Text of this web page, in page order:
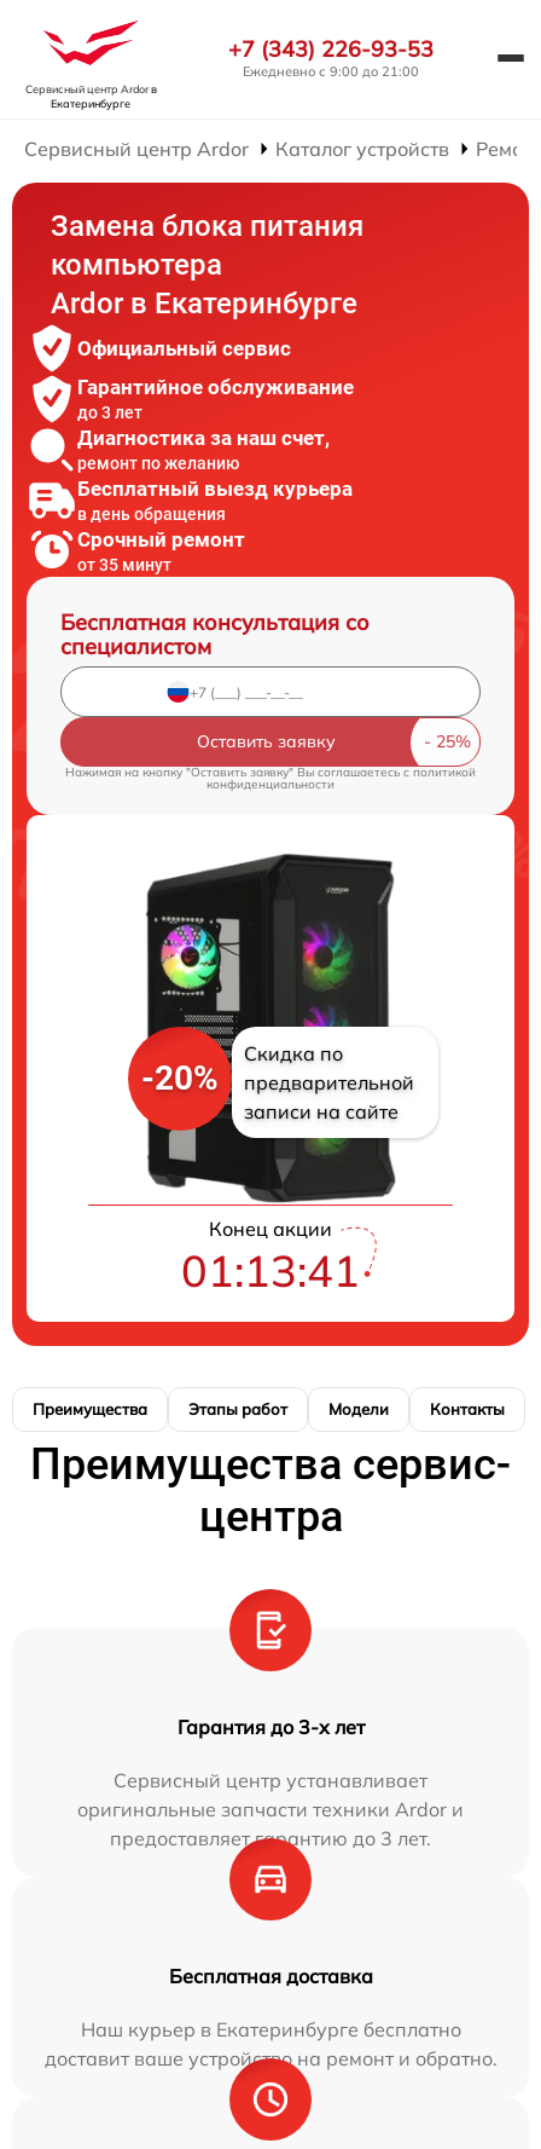
Сервисный центр Ardorв
Екатеринбурге
+7 (343) 226-93-53
Ежедневно с 9:00 до 21:00
Сервисный центр Ardor Каталог устройств
Замена блока питания
компьютера
Ardor в Екатеринбурге
Официальный сервис
Гарантийное обслуживание
до 3 лет
Диагностика за наш счет,
ремонт по желанию
Бесплатный выезд курьера
в день обращения
Срочный ремонт
от 35 минут
Бесплатная консультация со
специалистом
Оставить заявку
Нажимая на кнопку "Оставить заявку" Вы соглашаетесь cполитикой
конфиденциальности
-20%
Скидка по
предварительной
записи на сайте
Конец акции
01:13:41
Преимущества Этапы работ Модели Контакты
Преимущества сервис-
центра
Гарантия до 3-х лет
Сервисный центр устанавливает
оригинальные запчасти техники Ardor и
предоставляет гарантию до 3 лет.
Бесплатная доставка
Наш курьер в Екатеринбурге бесплатно
доставит ваше устройство на ремонт и обратно.